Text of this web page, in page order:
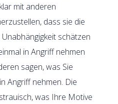
mit anderen
dass sie die
schätzen
in Angriff nehmen
sagen, was Sie
Angriff nehmen. Die
was Ihre Motive